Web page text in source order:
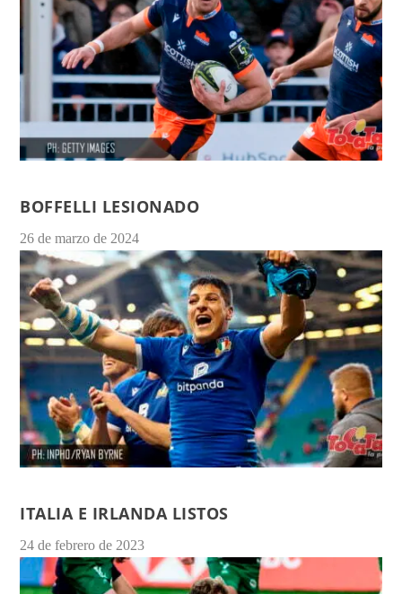
BOFFELLI LESIONADO
26 de marzo de 2024
ITALIA E IRLANDA LISTOS
24 de febrero de 2023